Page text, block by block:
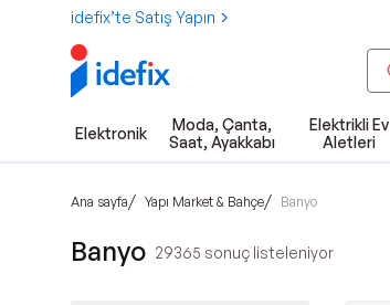
idefix’te Satış Yapın
Elektronik
Moda, Çanta,
Saat, Ayakkabı
Elektrikli Ev
Aletleri
Ana sayfa/ Yapı Market & Bahçe/ Banyo
Banyo 29365 sonuç listeleniyor